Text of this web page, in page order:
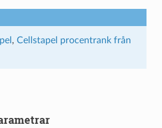
, Cellstapel procentrank från